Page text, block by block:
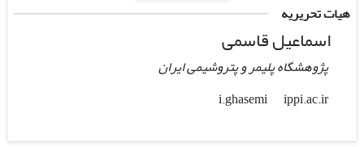
هیات تحریریه
اسماعیل قاسمی
پژوهشگاه پلیمر و پتروشیمی ایران
i.ghasemi
ippi.ac.ir